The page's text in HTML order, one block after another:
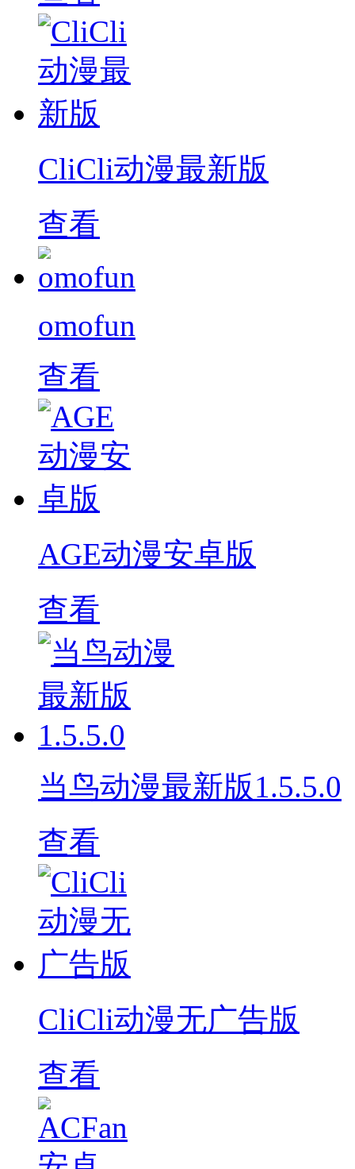
CliCli动漫最新版
查看
omofun
查看
AGE动漫安卓版
查看
当鸟动漫最新版1.5.5.0
查看
CliCli动漫无广告版
查看